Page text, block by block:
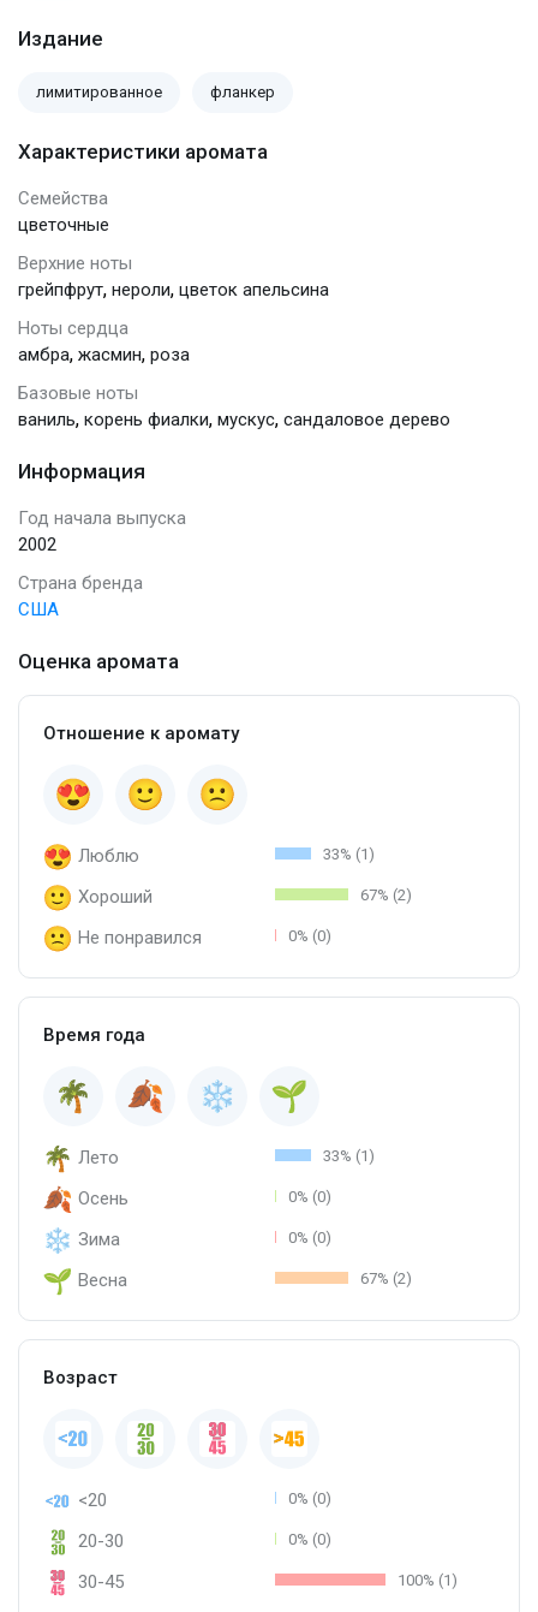
Издание
лимитированное фланкер
Характеристики аромата
Семейства
цветочные
Верхние ноты
грейпфрут, нероли, цветок апельсина
Ноты сердца
амбра, жасмин, роза
Базовые ноты
ваниль, корень фиалки, мускус, сандаловое дерево
Информация
Год начала выпуска
2002
Страна бренда
США
Оценка аромата
Отношение к аромату
Люблю 33% (1)
Хороший 67% (2)
Не понравился 0% (0)
Время года
Лето 33% (1)
Осень 0% (0)
Зима 0% (0)
Весна 67% (2)
Возраст
<20 0% (0)
20-30 0% (0)
30-45 100% (1)